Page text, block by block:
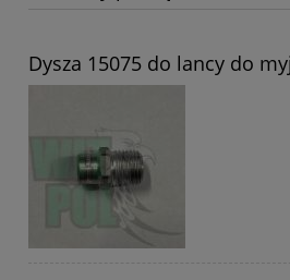
Dysza 15075 do lancy do